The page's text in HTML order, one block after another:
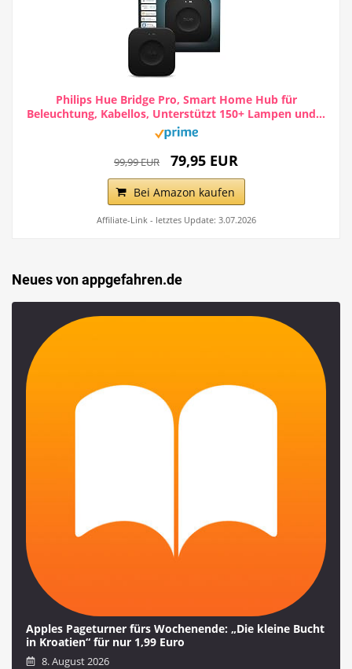
Philips Hue Bridge Pro, Smart Home Hub für
Beleuchtung, Kabellos, Unterstützt 150+ Lampen und...
99,99 EUR 79,95 EUR
Bei Amazon kaufen
Affiliate-Link - letztes Update: 3.07.2026
Neues von appgefahren.de
Apples Pageturner fürs Wochenende: „Die kleine Bucht
in Kroatien“ für nur 1,99 Euro
8. August 2026